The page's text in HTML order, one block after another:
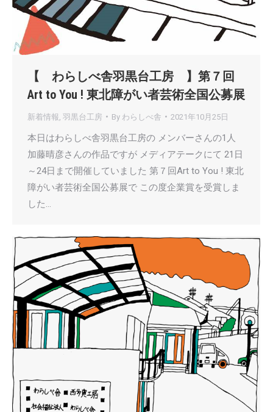
【 わらしべ舎羽黒台工房 】第７回
Art to You ! 東北障がい者芸術全国公募展
新着情報 羽黒台工房 By わらしべ舎 2021年10月25日
本日はわらしべ舎羽黒台工房の メンバーさんの1人
加藤晴彦さんの作品ですが メディアテークにて 21日
～24日まで開催していました 第７回Art to You ! 東北
障がい者芸術全国公募展で この度企業賞を受賞しま
した…